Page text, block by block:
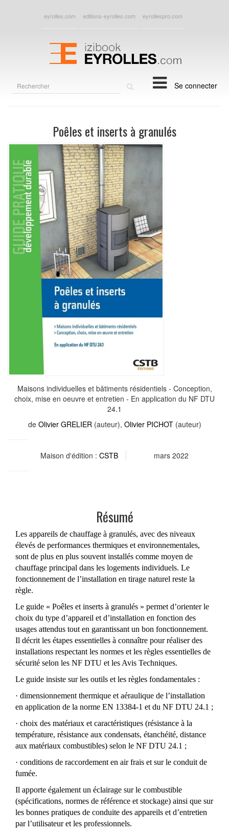
eyrolles.com editions-eyrolles.com eyrollespro.com
Se connecter
Poêles et inserts à granulés
Maisons individuelles et bâtiments résidentiels - Conception,
choix, mise en oeuvre et entretien - En application du NF DTU
24.1
de Olivier GRELIER (auteur), Olivier PICHOT(auteur)
Maison d'édition : CSTB mars 2022
Résumé
Les appareils de chauffage à granulés, avec des niveaux
élevés de performances thermiques et environnementales,
sont de plus en plus souvent installés comme moyen de
chauffage principal dans les logements individuels. Le
fonctionnement de l’installation en tirage naturel reste la
règle.
Le guide « Poêles et inserts à granulés » permet d’orienter le
choix du type d’appareil et d’installation en fonction des
usages attendus tout en garantissant un bon fonctionnement.
Il décrit les étapes essentielles à connaître pour réaliser des
installations respectant les normes et les règles essentielles de
sécurité selon les NF DTU et les Avis Techniques.
Le guide insiste sur les outils et les règles fondamentales :
· dimensionnement thermique et aéraulique de l’installation
en application de la norme EN 13384-1 et du NF DTU 24.1 ;
· choix des matériaux et caractéristiques (résistance à la
température, résistance aux condensats, étanchéité, distance
aux matériaux combustibles) selon le NF DTU 24.1 ;
· conditions de raccordement en air frais et sur le conduit de
fumée.
Il apporte également un éclairage sur le combustible
(spécifications, normes de référence et stockage) ainsi que sur
les bonnes pratiques de conduite des appareils et d’entretien
par l’utilisateur et les professionnels.